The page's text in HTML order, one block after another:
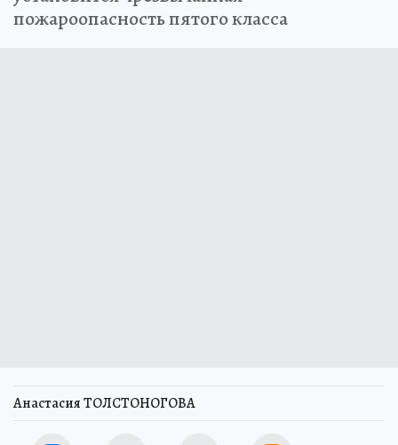
пожароопасность пятого класса
Анастасия ТОЛСТОНОГОВА